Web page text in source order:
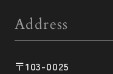
Address
〒103-0025